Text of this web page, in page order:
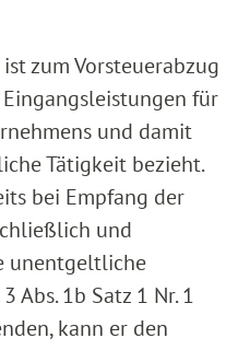
zum Vorsteuerabzug
für
und damit
Tätigkeit bezieht.
bei Empfang der
und
unentgeltliche
Abs. 1b Satz 1 Nr. 1
kann er den